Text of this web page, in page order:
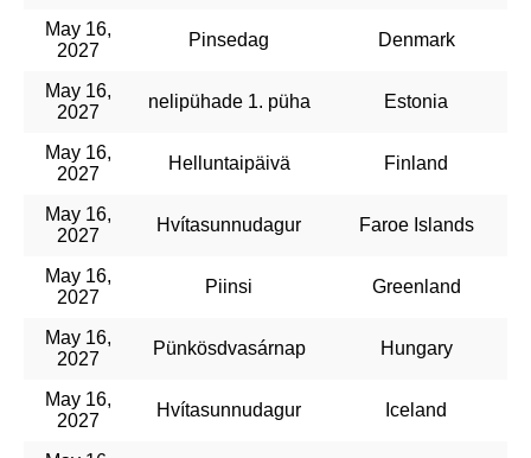
May 16,
2027
Pinsedag Denmark
May 16,
2027
nelipühade 1. püha Estonia
May 16,
2027
Helluntaipäivä Finland
May 16,
2027
Hvítasunnudagur Faroe Islands
May 16,
2027
Piinsi Greenland
May 16,
2027
Pünkösdvasárnap Hungary
May 16,
2027
Hvítasunnudagur Iceland